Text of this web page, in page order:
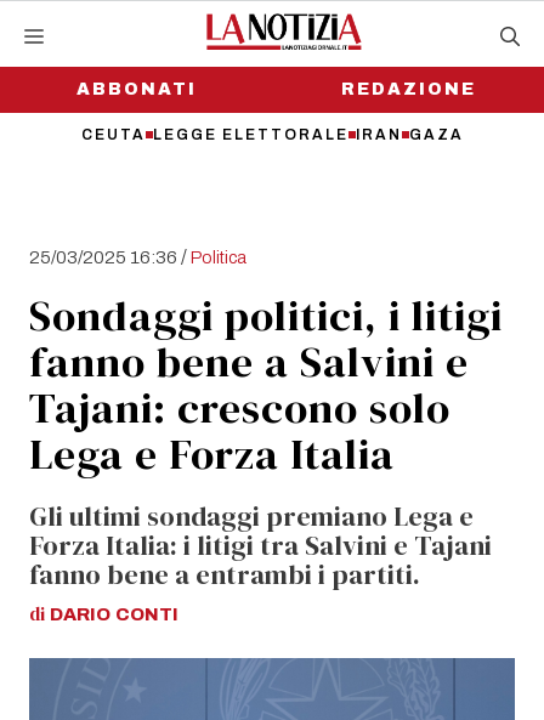
contenutoABBONATI
CEUTA LEGGE ELETTORALE IRAN GAZA
REDAZIONE
25/03/2025 16:36 /Politica
Sondaggi politici, i litigi
fanno bene a Salvini e
Tajani: crescono solo
Lega e Forza Italia
Gli ultimi sondaggi premiano Lega e
Forza Italia: i litigi tra Salvini e Tajani
fanno bene a entrambi i partiti.
di DARIO CONTI